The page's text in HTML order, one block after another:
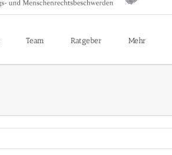
Team Ratgeber Mehr